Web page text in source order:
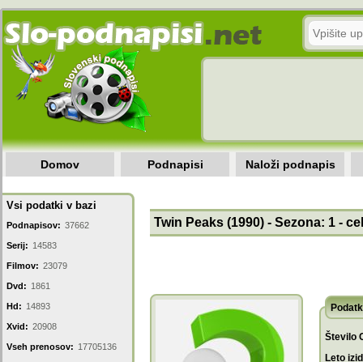
Domov Podnapisi Naloži podnapis
Vsi podatki v bazi
Podnapisov: 37662
Serij: 14583
Filmov: 23079
Dvd: 1861
Hd: 14893
Xvid: 20908
Vseh prenosov: 17705136
Twin Peaks (1990) - Sezona: 1 -
Število
Leto